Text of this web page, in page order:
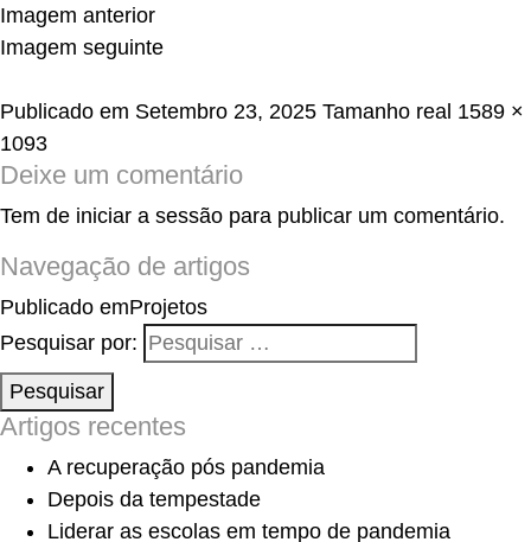
Imagem anterior
Imagem seguinte
Publicado em Setembro 23, 2025 Tamanho real 1589 ×
1093
Deixe um comentário
Tem de iniciar a sessão para publicar um comentário.
Navegação de artigos
Publicado emProjetos
Pesquisar por:
Pesquisar
Artigos recentes
A recuperação pós pandemia
Depois da tempestade
Liderar as escolas em tempo de pandemia